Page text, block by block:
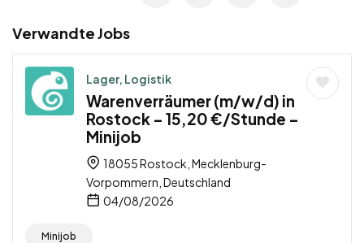
Verwandte Jobs
Lager, Logistik
Warenverräumer (m/w/d) in
Rostock – 15,20 €/Stunde –
Minijob
18055 Rostock, Mecklenburg-
Vorpommern, Deutschland
04/08/2026
Minijob